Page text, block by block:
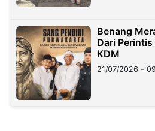
Benang
Dari
KDM
21/07/2026 -